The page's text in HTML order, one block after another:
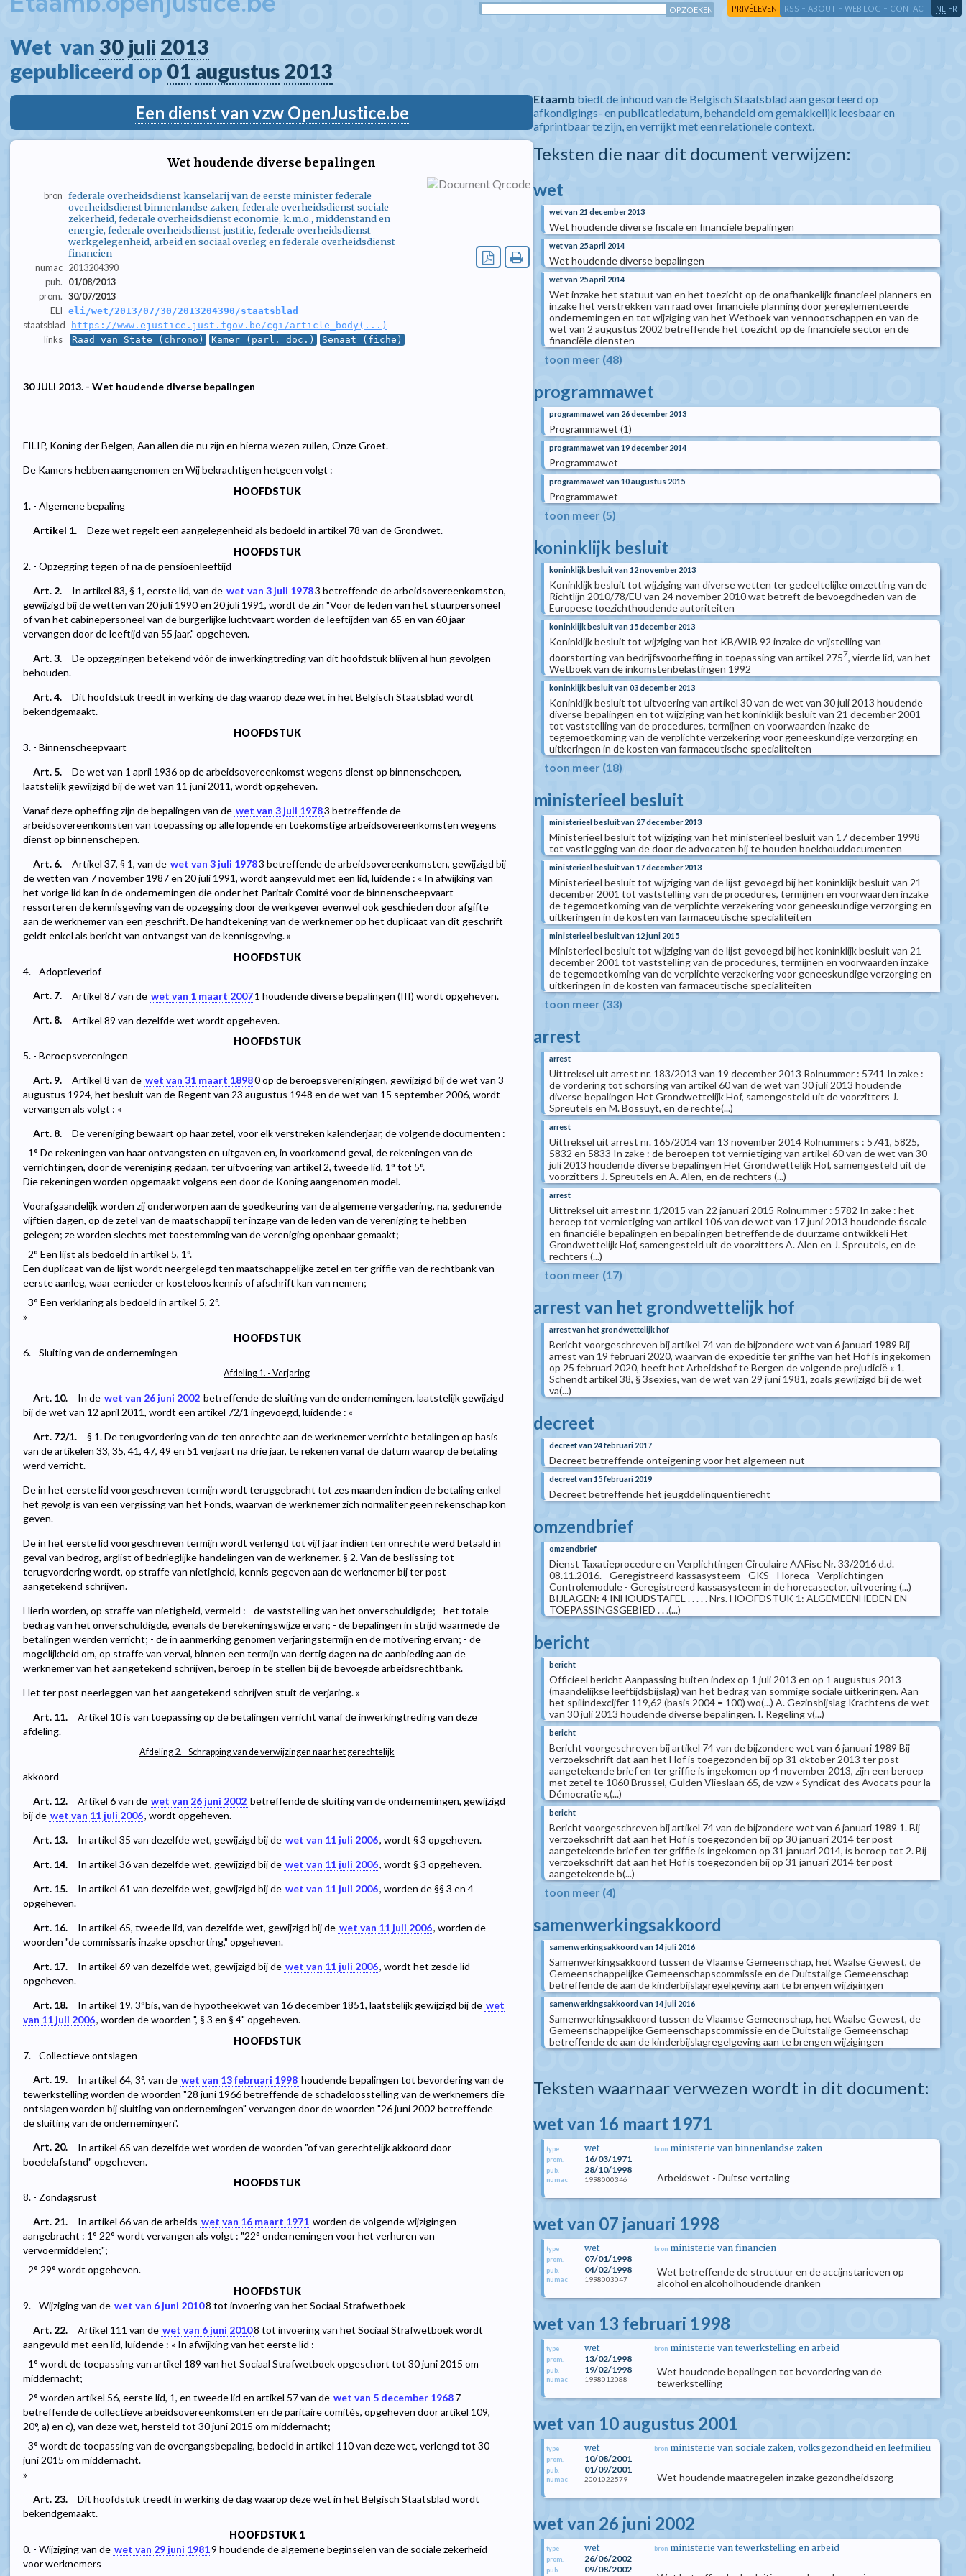
PRIVÉLEVEN RSS - ABOUT - WEB LOG - CONTACT NL FR
Wet  van 30 juli 2013
gepubliceerd op 01 augustus 2013
Een dienst van vzw OpenJustice.be
Wet houdende diverse bepalingen
bron federale overheidsdienst kanselarij van de eerste minister federale
overheidsdienst binnenlandse zaken, federale overheidsdienst sociale
zekerheid, federale overheidsdienst economie, k.m.o., middenstand en
energie, federale overheidsdienst justitie, federale overheidsdienst
werkgelegenheid, arbeid en sociaal overleg en federale overheidsdienst
financien
numac 2013204390
pub.
01/08/2013
prom. 30/07/2013
ELI eli/wet/2013/07/30/2013204390/staatsblad
staatsblad https://www.ejustice.just.fgov.be/cgi/article_body(...)
links Raad van State (chrono) Kamer (parl. doc.) Senaat (fiche)
30 JULI 2013. - Wet houdende diverse bepalingen
FILIP, Koning der Belgen, Aan allen die nu zijn en hierna wezen zullen, Onze Groet.
De Kamers hebben aangenomen en Wij bekrachtigen hetgeen volgt :
HOOFDSTUK
1. - Algemene bepaling
Artikel 1.
Deze wet regelt een aangelegenheid als bedoeld in artikel 78 van de Grondwet.
HOOFDSTUK
2. - Opzegging tegen of na de pensioenleeftijd
Art. 2.
In artikel 83, § 1, eerste lid, van de wet van 3 juli 19783 betreffende de arbeidsovereenkomsten,
gewijzigd bij de wetten van 20 juli 1990 en 20 juli 1991, wordt de zin "Voor de leden van het stuurpersoneel
of van het cabinepersoneel van de burgerlijke luchtvaart worden de leeftijden van 65 en van 60 jaar
vervangen door de leeftijd van 55 jaar." opgeheven.
Art. 3.
De opzeggingen betekend vóór de inwerkingtreding van dit hoofdstuk blijven al hun gevolgen
behouden.
Art. 4.
Dit hoofdstuk treedt in werking de dag waarop deze wet in het Belgisch Staatsblad wordt
bekendgemaakt.
HOOFDSTUK
3. - Binnenscheepvaart
Art. 5.
De wet van 1 april 1936 op de arbeidsovereenkomst wegens dienst op binnenschepen,
laatstelijk gewijzigd bij de wet van 11 juni 2011, wordt opgeheven.
Vanaf deze opheffing zijn de bepalingen van de wet van 3 juli 19783 betreffende de
arbeidsovereenkomsten van toepassing op alle lopende en toekomstige arbeidsovereenkomsten wegens
dienst op binnenschepen.
Art. 6.
Artikel 37, § 1, van de wet van 3 juli 19783 betreffende de arbeidsovereenkomsten, gewijzigd bij
de wetten van 7 november 1987 en 20 juli 1991, wordt aangevuld met een lid, luidende : « In afwijking van
het vorige lid kan in de ondernemingen die onder het Paritair Comité voor de binnenscheepvaart
ressorteren de kennisgeving van de opzegging door de werkgever evenwel ook geschieden door afgifte
aan de werknemer van een geschrift. De handtekening van de werknemer op het duplicaat van dit geschrift
geldt enkel als bericht van ontvangst van de kennisgeving. »
HOOFDSTUK
4. - Adoptieverlof
Art. 7.
Artikel 87 van de wet van 1 maart 20071 houdende diverse bepalingen (III) wordt opgeheven.
Art. 8.
Artikel 89 van dezelfde wet wordt opgeheven.
HOOFDSTUK
5. - Beroepsvereningen
Art. 9.
Artikel 8 van de wet van 31 maart 18980op de beroepsverenigingen, gewijzigd bij de wet van 3
augustus 1924, het besluit van de Regent van 23 augustus 1948 en de wet van 15 september 2006, wordt
vervangen als volgt : «
Art. 8.
De vereniging bewaart op haar zetel, voor elk verstreken kalenderjaar, de volgende documenten :
1° De rekeningen van haar ontvangsten en uitgaven en, in voorkomend geval, de rekeningen van de
verrichtingen, door de vereniging gedaan, ter uitvoering van artikel 2, tweede lid, 1° tot 5°.
Die rekeningen worden opgemaakt volgens een door de Koning aangenomen model.
Voorafgaandelijk worden zij onderworpen aan de goedkeuring van de algemene vergadering, na, gedurende
vijftien dagen, op de zetel van de maatschappij ter inzage van de leden van de vereniging te hebben
gelegen; ze worden slechts met toestemming van de vereniging openbaar gemaakt;
2° Een lijst als bedoeld in artikel 5, 1°.
Een duplicaat van de lijst wordt neergelegd ten maatschappelijke zetel en ter griffie van de rechtbank van
eerste aanleg, waar eenieder er kosteloos kennis of afschrift kan van nemen;
3° Een verklaring als bedoeld in artikel 5, 2°.
»
HOOFDSTUK
6. - Sluiting van de ondernemingen
Afdeling 1. - Verjaring
Art. 10. In de wet van 26 juni 2002 betreffende de sluiting van de ondernemingen, laatstelijk gewijzigd
bij de wet van 12 april 2011, wordt een artikel 72/1 ingevoegd, luidende : «
Art. 72/1.
§ 1. De terugvordering van de ten onrechte aan de werknemer verrichte betalingen op basis
van de artikelen 33, 35, 41, 47, 49 en 51 verjaart na drie jaar, te rekenen vanaf de datum waarop de betaling
werd verricht.
De in het eerste lid voorgeschreven termijn wordt teruggebracht tot zes maanden indien de betaling enkel
het gevolg is van een vergissing van het Fonds, waarvan de werknemer zich normaliter geen rekenschap kon
geven.
De in het eerste lid voorgeschreven termijn wordt verlengd tot vijf jaar indien ten onrechte werd betaald in
geval van bedrog, arglist of bedrieglijke handelingen van de werknemer. § 2. Van de beslissing tot
terugvordering wordt, op straffe van nietigheid, kennis gegeven aan de werknemer bij ter post
aangetekend schrijven.
Hierin worden, op straffe van nietigheid, vermeld : - de vaststelling van het onverschuldigde; - het totale
bedrag van het onverschuldigde, evenals de berekeningswijze ervan; - de bepalingen in strijd waarmede de
betalingen werden verricht; - de in aanmerking genomen verjaringstermijn en de motivering ervan; - de
mogelijkheid om, op straffe van verval, binnen een termijn van dertig dagen na de aanbieding aan de
werknemer van het aangetekend schrijven, beroep in te stellen bij de bevoegde arbeidsrechtbank.
Het ter post neerleggen van het aangetekend schrijven stuit de verjaring. »
Art. 11.
Artikel 10 is van toepassing op de betalingen verricht vanaf de inwerkingtreding van deze
afdeling.
Afdeling 2. - Schrapping van de verwijzingen naar het gerechtelijk
akkoord
Art. 12.
Artikel 6 van de wet van 26 juni 2002 betreffende de sluiting van de ondernemingen, gewijzigd
bij de wet van 11 juli 2006, wordt opgeheven.
Art. 13.
In artikel 35 van dezelfde wet, gewijzigd bij de wet van 11 juli 2006, wordt § 3 opgeheven.
Art. 14.
In artikel 36 van dezelfde wet, gewijzigd bij de wet van 11 juli 2006, wordt § 3 opgeheven.
Art. 15.
In artikel 61 van dezelfde wet, gewijzigd bij de wet van 11 juli 2006, worden de §§ 3 en 4
opgeheven.
Art. 16.
In artikel 65, tweede lid, van dezelfde wet, gewijzigd bij de wet van 11 juli 2006, worden de
woorden "de commissaris inzake opschorting," opgeheven.
Art. 17.
In artikel 69 van dezelfde wet, gewijzigd bij de wet van 11 juli 2006, wordt het zesde lid
opgeheven.
Art. 18.
In artikel 19, 3°bis, van de hypotheekwet van 16 december 1851, laatstelijk gewijzigd bij de wet
van 11 juli 2006, worden de woorden ", § 3 en § 4" opgeheven.
HOOFDSTUK
7. - Collectieve ontslagen
Art. 19.
In artikel 64, 3°, van de wet van 13 februari 1998 houdende bepalingen tot bevordering van de
tewerkstelling worden de woorden "28 juni 1966 betreffende de schadeloosstelling van de werknemers die
ontslagen worden bij sluiting van ondernemingen" vervangen door de woorden "26 juni 2002 betreffende
de sluiting van de ondernemingen".
Art. 20.
In artikel 65 van dezelfde wet worden de woorden "of van gerechtelijk akkoord door
boedelafstand" opgeheven.
HOOFDSTUK
8. - Zondagsrust
Art. 21.
In artikel 66 van de arbeids wet van 16 maart 1971 worden de volgende wijzigingen
aangebracht : 1° 22° wordt vervangen als volgt : "22° ondernemingen voor het verhuren van
vervoermiddelen;";
2° 29° wordt opgeheven.
HOOFDSTUK
9. - Wijziging van de wet van 6 juni 20108 tot invoering van het Sociaal Strafwetboek
Art. 22.
Artikel 111 van de wet van 6 juni 20108 tot invoering van het Sociaal Strafwetboek wordt
aangevuld met een lid, luidende : « In afwijking van het eerste lid :
1° wordt de toepassing van artikel 189 van het Sociaal Strafwetboek opgeschort tot 30 juni 2015 om
middernacht;
2° worden artikel 56, eerste lid, 1, en tweede lid en artikel 57 van de wet van 5 december 19687
betreffende de collectieve arbeidsovereenkomsten en de paritaire comités, opgeheven door artikel 109,
20°, a) en c), van deze wet, hersteld tot 30 juni 2015 om middernacht;
3° wordt de toepassing van de overgangsbepaling, bedoeld in artikel 110 van deze wet, verlengd tot 30
juni 2015 om middernacht.
»
Art. 23.
Dit hoofdstuk treedt in werking de dag waarop deze wet in het Belgisch Staatsblad wordt
bekendgemaakt.
HOOFDSTUK 1
0. - Wijziging van de wet van 29 juni 19819 houdende de algemene beginselen van de sociale zekerheid
voor werknemers
Etaamb biedt de inhoud van de Belgisch Staatsblad aan gesorteerd op
afkondigings- en publicatiedatum, behandeld om gemakkelijk leesbaar en
afprintbaar te zijn, en verrijkt met een relationele context.
Teksten die naar dit document verwijzen:
wet
wet van 21 december 2013
Wet houdende diverse fiscale en financiële bepalingen
wet van 25 april 2014
Wet houdende diverse bepalingen
wet van 25 april 2014
Wet inzake het statuut van en het toezicht op de onafhankelijk financieel planners en
inzake het verstrekken van raad over financiële planning door gereglementeerde
ondernemingen en tot wijziging van het Wetboek van vennootschappen en van de
wet van 2 augustus 2002 betreffende het toezicht op de financiële sector en de
financiële diensten
toon meer (48)
programmawet
programmawet van 26 december 2013
Programmawet (1)
programmawet van 19 december 2014
Programmawet
programmawet van 10 augustus 2015
Programmawet
toon meer (5)
koninklijk besluit
koninklijk besluit van 12 november 2013
Koninklijk besluit tot wijziging van diverse wetten ter gedeeltelijke omzetting van de
Richtlijn 2010/78/EU van 24 november 2010 wat betreft de bevoegdheden van de
Europese toezichthoudende autoriteiten
koninklijk besluit van 15 december 2013
Koninklijk besluit tot wijziging van het KB/WIB 92 inzake de vrijstelling van
doorstorting van bedrijfsvoorheffing in toepassing van artikel 2757, vierde lid, van het
Wetboek van de inkomstenbelastingen 1992
koninklijk besluit van 03 december 2013
Koninklijk besluit tot uitvoering van artikel 30 van de wet van 30 juli 2013 houdende
diverse bepalingen en tot wijziging van het koninklijk besluit van 21 december 2001
tot vaststelling van de procedures, termijnen en voorwaarden inzake de
tegemoetkoming van de verplichte verzekering voor geneeskundige verzorging en
uitkeringen in de kosten van farmaceutische specialiteiten
toon meer (18)
ministerieel besluit
ministerieel besluit van 27 december 2013
Ministerieel besluit tot wijziging van het ministerieel besluit van 17 december 1998
tot vastlegging van de door de advocaten bij te houden boekhouddocumenten
ministerieel besluit van 17 december 2013
Ministerieel besluit tot wijziging van de lijst gevoegd bij het koninklijk besluit van 21
december 2001 tot vaststelling van de procedures, termijnen en voorwaarden inzake
de tegemoetkoming van de verplichte verzekering voor geneeskundige verzorging en
uitkeringen in de kosten van farmaceutische specialiteiten
ministerieel besluit van 12 juni 2015
Ministerieel besluit tot wijziging van de lijst gevoegd bij het koninklijk besluit van 21
december 2001 tot vaststelling van de procedures, termijnen en voorwaarden inzake
de tegemoetkoming van de verplichte verzekering voor geneeskundige verzorging en
uitkeringen in de kosten van farmaceutische specialiteiten
toon meer (33)
arrest
arrest
Uittreksel uit arrest nr. 183/2013 van 19 december 2013 Rolnummer : 5741 In zake :
de vordering tot schorsing van artikel 60 van de wet van 30 juli 2013 houdende
diverse bepalingen Het Grondwettelijk Hof, samengesteld uit de voorzitters J.
Spreutels en M. Bossuyt, en de rechte(...)
arrest
Uittreksel uit arrest nr. 165/2014 van 13 november 2014 Rolnummers : 5741, 5825,
5832 en 5833 In zake : de beroepen tot vernietiging van artikel 60 van de wet van 30
juli 2013 houdende diverse bepalingen Het Grondwettelijk Hof, samengesteld uit de
voorzitters J. Spreutels en A. Alen, en de rechters (...)
arrest
Uittreksel uit arrest nr. 1/2015 van 22 januari 2015 Rolnummer : 5782 In zake : het
beroep tot vernietiging van artikel 106 van de wet van 17 juni 2013 houdende fiscale
en financiële bepalingen en bepalingen betreffende de duurzame ontwikkeli Het
Grondwettelijk Hof, samengesteld uit de voorzitters A. Alen en J. Spreutels, en de
rechters (...)
toon meer (17)
arrest van het grondwettelijk hof
arrest van het grondwettelijk hof
Bericht voorgeschreven bij artikel 74 van de bijzondere wet van 6 januari 1989 Bij
arrest van 19 februari 2020, waarvan de expeditie ter griffie van het Hof is ingekomen
op 25 februari 2020, heeft het Arbeidshof te Bergen de volgende prejudicië « 1.
Schendt artikel 38, § 3sexies, van de wet van 29 juni 1981, zoals gewijzigd bij de wet
va(...)
decreet
decreet van 24 februari 2017
Decreet betreffende onteigening voor het algemeen nut
decreet van 15 februari 2019
Decreet betreffende het jeugddelinquentierecht
omzendbrief
omzendbrief
Dienst Taxatieprocedure en Verplichtingen Circulaire AAFisc Nr. 33/2016 d.d.
08.11.2016. - Geregistreerd kassasysteem - GKS - Horeca - Verplichtingen -
Controlemodule - Geregistreerd kassasysteem in de horecasector, uitvoering (...)
BIJLAGEN: 4 INHOUDSTAFEL . . . . . Nrs. HOOFDSTUK 1: ALGEMEENHEDEN EN
TOEPASSINGSGEBIED . . .(...)
bericht
bericht
Officieel bericht Aanpassing buiten index op 1 juli 2013 en op 1 augustus 2013
(maandelijkse leeftijdsbijslag) van het bedrag van sommige sociale uitkeringen. Aan
het spilindexcijfer 119,62 (basis 2004 = 100) wo(...) A. Gezinsbijslag Krachtens de wet
van 30 juli 2013 houdende diverse bepalingen. I. Regeling v(...)
bericht
Bericht voorgeschreven bij artikel 74 van de bijzondere wet van 6 januari 1989 Bij
verzoekschrift dat aan het Hof is toegezonden bij op 31 oktober 2013 ter post
aangetekende brief en ter griffie is ingekomen op 4 november 2013, zijn een beroep
met zetel te 1060 Brussel, Gulden Vlieslaan 65, de vzw « Syndicat des Avocats pour la
Démocratie »,(...)
bericht
Bericht voorgeschreven bij artikel 74 van de bijzondere wet van 6 januari 1989 1. Bij
verzoekschrift dat aan het Hof is toegezonden bij op 30 januari 2014 ter post
aangetekende brief en ter griffie is ingekomen op 31 januari 2014, is beroep tot 2. Bij
verzoekschrift dat aan het Hof is toegezonden bij op 31 januari 2014 ter post
aangetekende b(...)
toon meer (4)
samenwerkingsakkoord
samenwerkingsakkoord van 14 juli 2016
Samenwerkingsakkoord tussen de Vlaamse Gemeenschap, het Waalse Gewest, de
Gemeenschappelijke Gemeenschapscommissie en de Duitstalige Gemeenschap
betreffende de aan de kinderbijslagregelgeving aan te brengen wijzigingen
samenwerkingsakkoord van 14 juli 2016
Samenwerkingsakkoord tussen de Vlaamse Gemeenschap, het Waalse Gewest, de
Gemeenschappelijke Gemeenschapscommissie en de Duitstalige Gemeenschap
betreffende de aan de kinderbijslagregelgeving aan te brengen wijzigingen
Teksten waarnaar verwezen wordt in dit document:
wet van 16 maart 1971
type wet
prom. 16/03/1971
pub. 28/10/1998
numac 1998000346
bron ministerie van binnenlandse zaken
Arbeidswet - Duitse vertaling
wet van 07 januari 1998
type wet
prom. 07/01/1998
pub. 04/02/1998
numac 1998003047
bron ministerie van financien
Wet betreffende de structuur en de accijnstarieven op
alcohol en alcoholhoudende dranken
wet van 13 februari 1998
type wet
prom. 13/02/1998
pub. 19/02/1998
numac 1998012088
bron ministerie van tewerkstelling en arbeid
Wet houdende bepalingen tot bevordering van de
tewerkstelling
wet van 10 augustus 2001
type wet
prom. 10/08/2001
pub. 01/09/2001
numac 2001022579
bron ministerie van sociale zaken, volksgezondheid en leefmilieu
Wet houdende maatregelen inzake gezondheidszorg
wet van 26 juni 2002
type wet
prom. 26/06/2002
pub. 09/08/2002
bron ministerie van tewerkstelling en arbeid